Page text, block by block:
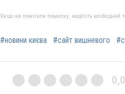
Якщо ви помітили помилку, виділіть необхідний
#новини києва #сайт вишневого
0,0